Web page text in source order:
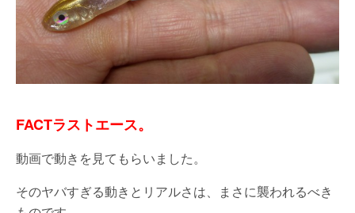
FACTラストエース。
動画で動きを見てもらいました。
そのヤバすぎる動きとリアルさは、まさに襲われるべき